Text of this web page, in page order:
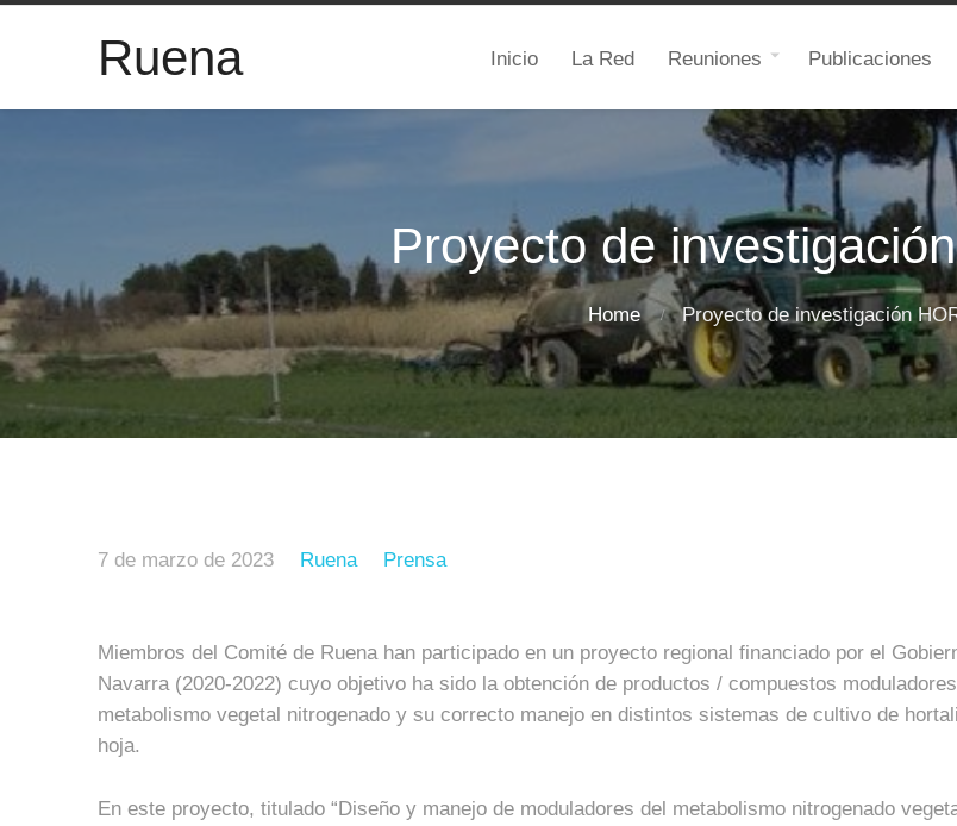
Ruena Inicio La Red Reuniones Publicaciones
Proyecto de
Home Proyecto de investigación
7 de marzo de 2023 Ruena Prensa
Miembros del Comité de Ruena han participado en un proyecto regional financiado por el
Navarra (2020-2022) cuyo objetivo ha sido la obtención de productos / compuestos
metabolismo vegetal nitrogenado y su correcto manejo en distintos sistemas de cultivo de
hoja.
En este proyecto, titulado “Diseño y manejo de moduladores del metabolismo nitrogenado